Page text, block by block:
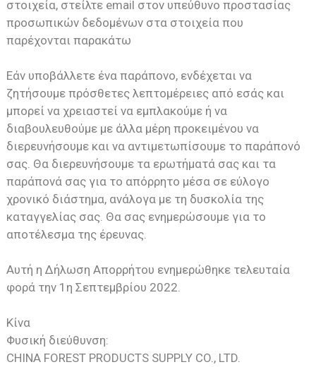
στοιχεία, στείλτε email στον υπεύθυνο προστασίας
προσωπικών δεδομένων στα στοιχεία που
παρέχονται παρακάτω
Εάν υποβάλλετε ένα παράπονο, ενδέχεται να
ζητήσουμε πρόσθετες λεπτομέρειες από εσάς και
μπορεί να χρειαστεί να εμπλακούμε ή να
διαβουλευθούμε με άλλα μέρη προκειμένου να
διερευνήσουμε και να αντιμετωπίσουμε το παράπονό
σας. Θα διερευνήσουμε τα ερωτήματά σας και τα
παράπονά σας για το απόρρητο μέσα σε εύλογο
χρονικό διάστημα, ανάλογα με τη δυσκολία της
καταγγελίας σας. Θα σας ενημερώσουμε για το
αποτέλεσμα της έρευνας.
Αυτή η Δήλωση Απορρήτου ενημερώθηκε τελευταία
φορά την 1η Σεπτεμβρίου 2022.
Κίνα
Φυσική διεύθυνση:
CHINA FOREST PRODUCTS SUPPLY CO., LTD.